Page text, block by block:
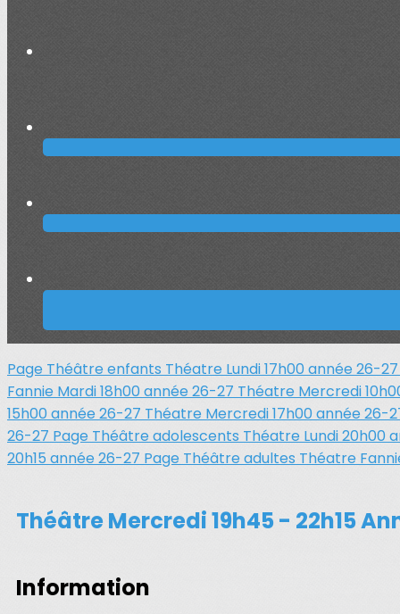
Page Théâtre enfants Théatre Lundi 17h00 année 26-
Fannie Mardi 18h00 année 26-27 Théatre Mercredi
15h00 année 26-27 Théatre Mercredi 17h00 année 26-
26-27 Page Théâtre adolescents Théatre Lundi 20h00
20h15 année 26-27 Page Théâtre adultes Théatre
Théâtre Mercredi 19h45 - 22h15
Information